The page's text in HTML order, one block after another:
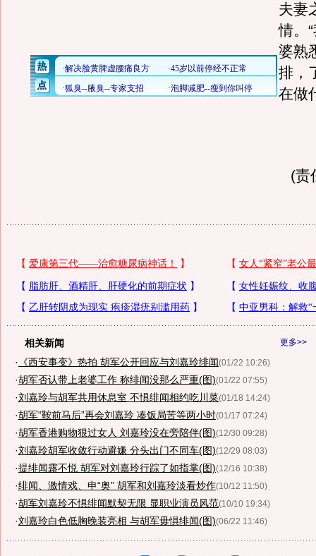
夫妻
情。
婆熟
排，
在做
(责
更多>>
相关新闻
·
《西安事变》热拍 胡军公开回应与刘嘉玲绯闻(01/22 10:26)
·胡军否认带上老婆工作 称绯闻没那么严重(图)(01/22 07:55)
·刘嘉玲与胡军共用休息室 不惧绯闻相约吃川菜(01/18 14:24)
·胡军“鞍前马后”再会刘嘉玲 凑饭局苦等两小时(01/17 07:24)
·胡军香港购物狠过女人 刘嘉玲没在旁陪伴(图)(12/30 09:28)
·刘嘉玲胡军收敛行动避嫌 分头出门不同车(图)(12/29 08:03)
·提绯闻露不悦 胡军对刘嘉玲行踪了如指掌(图)(12/16 10:38)
·绯闻、激情戏、申“奥” 胡军和刘嘉玲淡看炒作(10/12 11:50)
·胡军刘嘉玲不惧绯闻默契无限 显职业演员风范(10/10 19:34)
·刘嘉玲白色低胸晚装亮相 与胡军毋惧绯闻(图)(06/22 11:46)